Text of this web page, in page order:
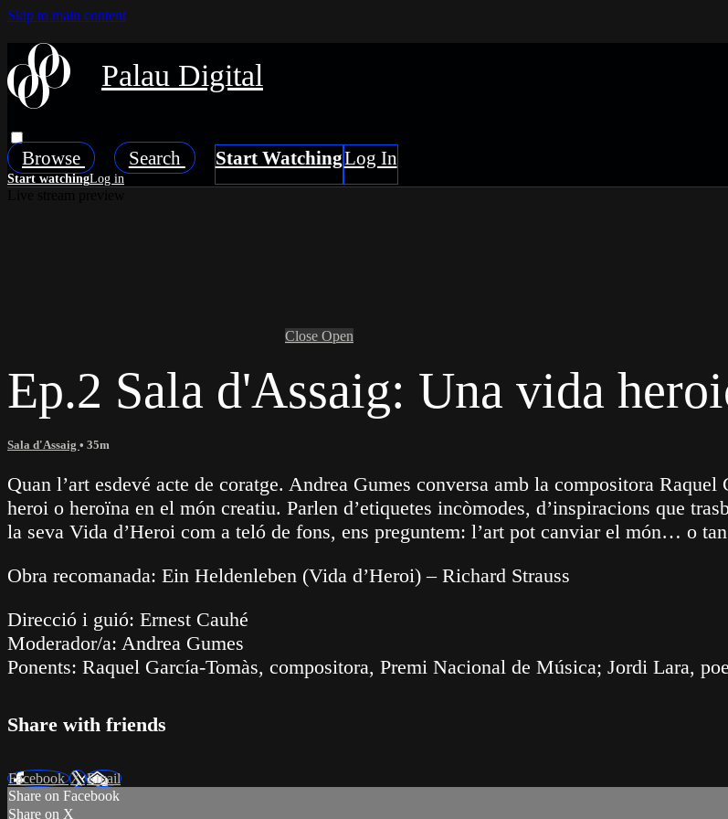
Skip to main content
Palau Digital
Browse Search
Close Open
Ep.2 Sala d'Assaig: Una vida
Sala d'Assaig • 35m
Quan l’art esdevé acte de coratge. Andrea Gumes conversa amb la compositora
heroi o heroïna en el món creatiu. Parlen d’etiquetes incòmodes, d’inspiracions que
la seva Vida d’Heroi com a teló de fons, ens preguntem: l’art pot canviar el món… o
Obra recomanada: Ein Heldenleben (Vida d’Heroi) – Richard Strauss
Direcció i guió: Ernest Cauhé
Moderador/a: Andrea Gumes
Ponents: Raquel García-Tomàs, compositora, Premi Nacional de Música; Jordi Lara,
Share with friends
FacebookXEmail
Share on Facebook
Share on X